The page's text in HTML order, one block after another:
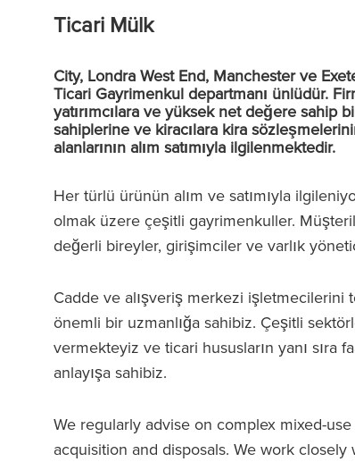
Ticari Mülk
City, Londra West End, Manchester ve
Ticari Gayrimenkul departmanı ünlüdür.
yatırımcılara ve yüksek net değere
sahiplerine ve kiracılara kira
alanlarının alım satımıyla ilgilenmektedir.
Her türlü ürünün alım ve satımıyla
olmak üzere çeşitli gayrimenkuller.
değerli bireyler, girişimciler ve varlık
Cadde ve alışveriş merkezi
önemli bir uzmanlığa sahibiz. Çeşitli
vermekteyiz ve ticari hususların yanı sıra
anlayışa sahibiz.
We regularly advise on complex mixed-
acquisition and disposals. We work